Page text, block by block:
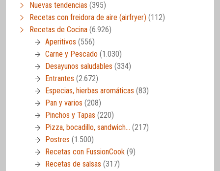
Nuevas tendencias (395)
Recetas con freidora de aire (airfryer) (112)
Recetas de Cocina (6.926)
Aperitivos (556)
Carne y Pescado (1.030)
Desayunos saludables (334)
Entrantes (2.672)
Especias, hierbas aromáticas (83)
Pan y varios (208)
Pinchos y Tapas (220)
Pizza, bocadillo, sandwich… (217)
Postres (1.500)
Recetas con FussionCook (9)
Recetas de salsas (317)